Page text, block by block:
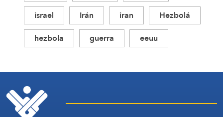
israel
Irán iran
Hezbolá
hezbola
guerra eeuu